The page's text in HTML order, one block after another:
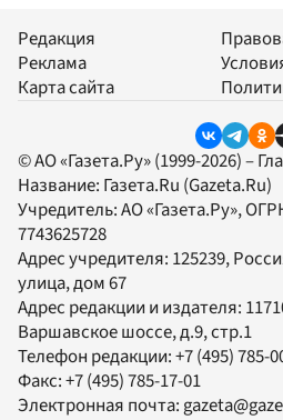
Редакция
Реклама
Карта сайта
© АО «Газета.Ру» (1999-2026) –
Название: Газета.Ru (Gazeta.Ru)
Учредитель:АО «Газета.Ру»,
7743625728
Адрес учредителя: 125239,
улица, дом 67
Адрес редакции и издателя:
Варшавское шоссе, д.9, стр.1
Телефон редакции:+7 (495) 785-
Факс:+7 (495) 785-17-01
Электронная почта: